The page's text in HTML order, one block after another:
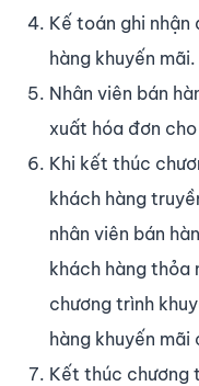
Kế toán ghi nhận
hàng khuyến mãi.
Nhân viên bán
xuất hóa đơn
Khi kết thúc
khách hàng
nhân viên bán
khách hàng thỏa
chương trình
hàng khuyến mãi
Kết thúc chương